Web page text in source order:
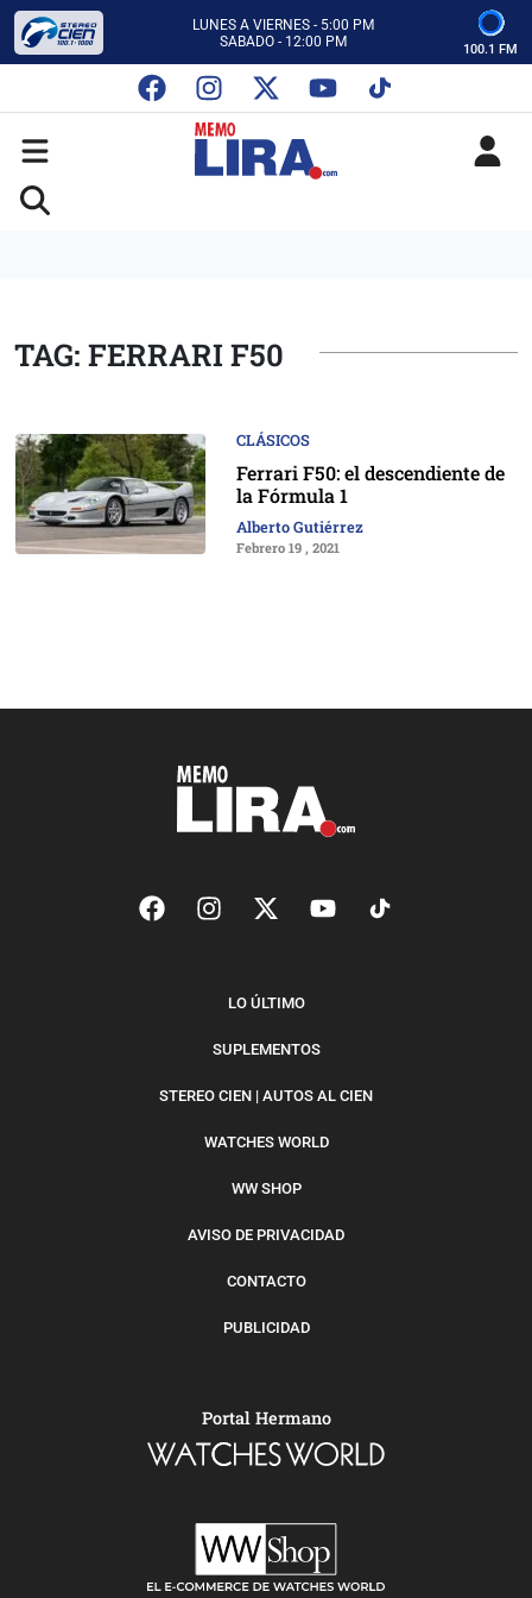
LUNES A VIERNES - 5:00 PM
SABADO - 12:00 PM
CON MEMO LIRA Y SU EQUIPO
LUNES A VIERNES - 5:00 PM
SABADO - 12:00 PM
100.1 FM
TAG: FERRARI F50
CLÁSICOS
Ferrari F50: el descendiente de
la Fórmula 1
Alberto Gutiérrez
Febrero 19 , 2021
LO ÚLTIMO
SUPLEMENTOS
STEREO CIEN | AUTOS AL CIEN
WATCHES WORLD
WW SHOP
AVISO DE PRIVACIDAD
CONTACTO
PUBLICIDAD
Portal Hermano